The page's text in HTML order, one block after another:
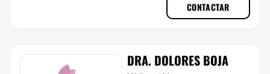
CONTACTAR
DRA. DOLORES BOJA